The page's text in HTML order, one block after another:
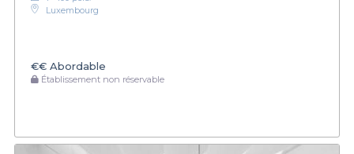
Luxembourg
€€ Abordable
Établissement non réservable